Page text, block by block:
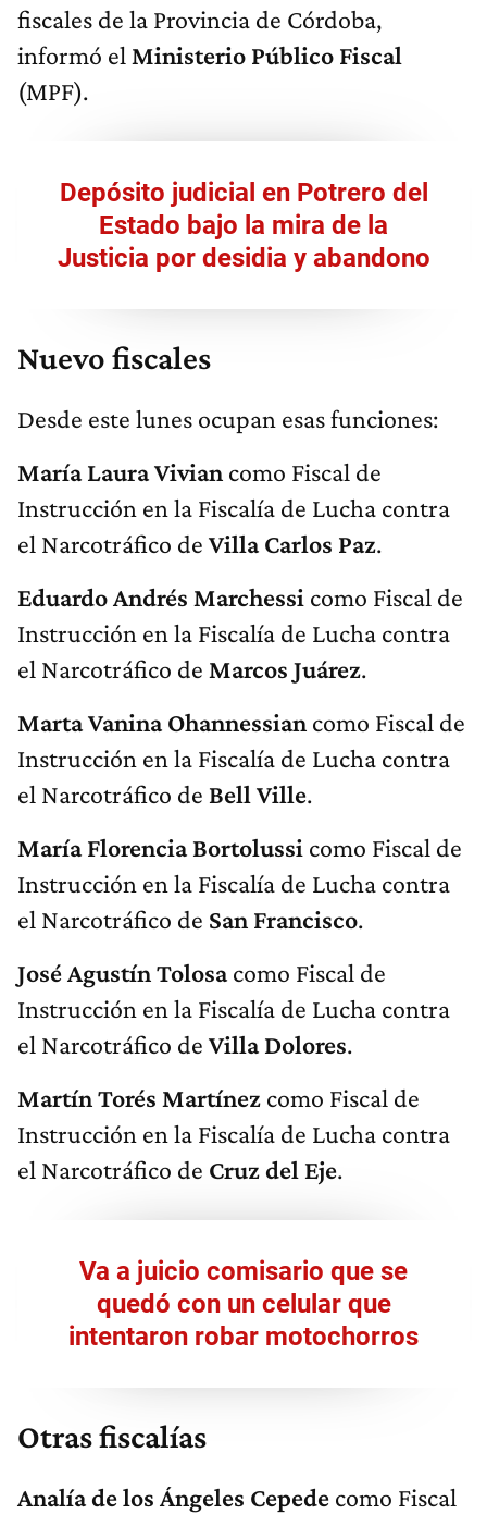
fiscales de la Provincia de Córdoba,
informó el Ministerio Público Fiscal
(MPF).
Depósito judicial en Potrero del
Estado bajo la mira de la
Justicia por desidia y abandono
Nuevo fiscales
Desde este lunes ocupan esas funciones:
María Laura Vivian como Fiscal de
Instrucción en la Fiscalía de Lucha contra
el Narcotráfico de Villa Carlos Paz.
Eduardo Andrés Marchessi como Fiscal de
Instrucción en la Fiscalía de Lucha contra
el Narcotráfico de Marcos Juárez.
Marta Vanina Ohannessian como Fiscal de
Instrucción en la Fiscalía de Lucha contra
el Narcotráfico de Bell Ville.
María Florencia Bortolussi como Fiscal de
Instrucción en la Fiscalía de Lucha contra
el Narcotráfico de San Francisco.
José Agustín Tolosacomo Fiscal de
Instrucción en la Fiscalía de Lucha contra
el Narcotráfico de Villa Dolores.
Martín Torés Martínez como Fiscal de
Instrucción en la Fiscalía de Lucha contra
el Narcotráfico de Cruz del Eje.
Va a juicio comisario que se
quedó con un celular que
intentaron robar motochorros
Otras fiscalías
Analía de los Ángeles Cepede como Fiscal